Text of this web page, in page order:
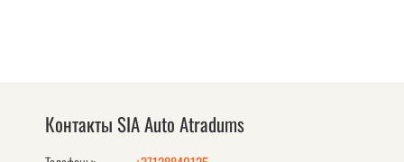
Контакты SIA Auto Atradums